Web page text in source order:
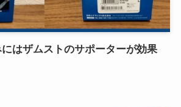
はザムストのサポーターが効果